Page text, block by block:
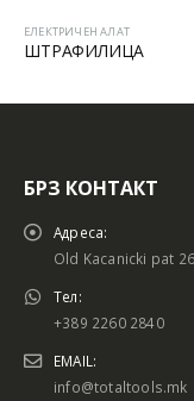
ЕЛЕКТРИЧЕН АЛАТ
ШТРАФИЛИЦА
БРЗ КОНТАКТ
Адреса:
Old Kacanicki pat
Тел:
+389 2260 2840
EMAIL:
info@totaltools.mk